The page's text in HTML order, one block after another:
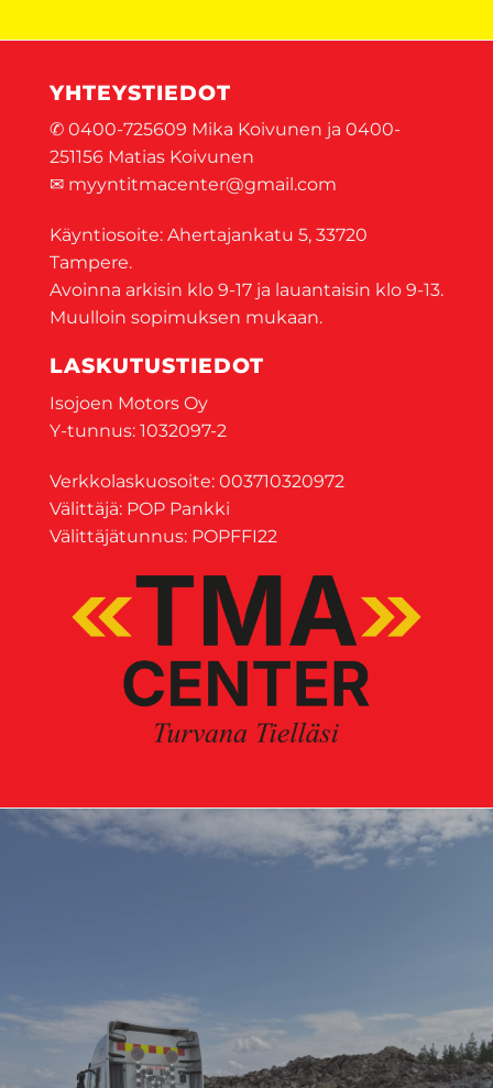
YHTEYSTIEDOT
✆ 0400-725609 Mika Koivunen ja 0400-
251156 Matias Koivunen
✉ myyntitmacenter@gmail.com
Käyntiosoite: Ahertajankatu 5, 33720
Tampere.
Avoinna arkisin klo 9-17 ja lauantaisin klo 9-13.
Muulloin sopimuksen mukaan.
LASKUTUSTIEDOT
Isojoen Motors Oy
Y-tunnus: 1032097-2
Verkkolaskuosoite: 003710320972
Välittäjä: POP Pankki
Välittäjätunnus: POPFFI22